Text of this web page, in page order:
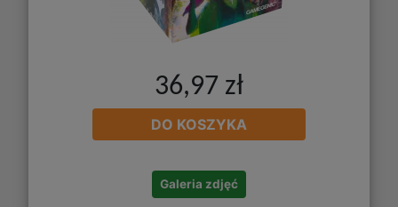
36,97 zł
DO KOSZYKA
Galeria zdjęć